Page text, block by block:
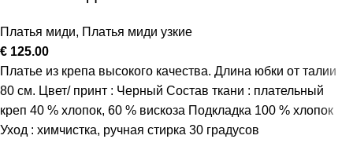
Платья миди, Платья миди узкие
€ 125.00
Платье из крепа высокого качества. Длина юбки от талии
80 см. Цвет/ принт : Черный Состав ткани : плательный
креп 40 % хлопок, 60 % вискоза Подкладка 100 % хлопок
Уход : химчистка, ручная стирка 30 градусов